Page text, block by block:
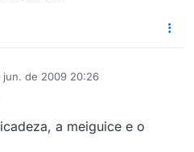
jun. de 2009 20:26
a meiguice e o